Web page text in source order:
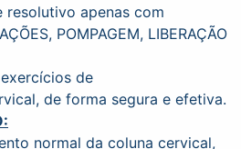
apenas com
POMPAGEM, LIBERAÇÃO
de
de forma segura e efetiva.
normal da coluna cervical,